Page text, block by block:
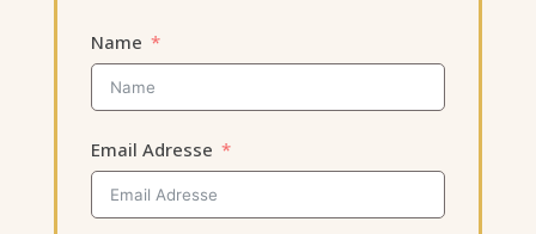
Name
Email Adresse